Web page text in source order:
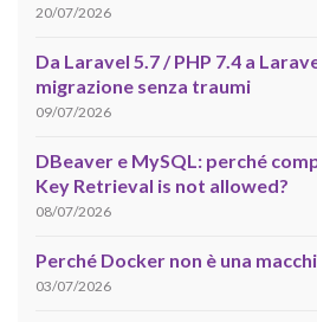
20/07/2026
Da Laravel 5.7 / PHP 7.4 a
migrazione senza traumi
09/07/2026
DBeaver e MySQL: perché
Key Retrieval is not allowed?
08/07/2026
Perché Docker non è una
03/07/2026